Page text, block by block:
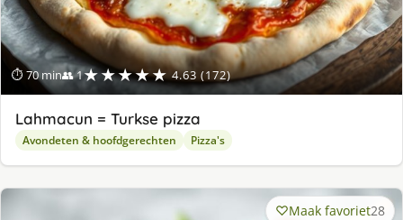
⏱ 70 min👥 1★★★★★ 4.63 (172)
Lahmacun = Turkse pizza
Avondeten & hoofdgerechten Pizza's
Maak favoriet28